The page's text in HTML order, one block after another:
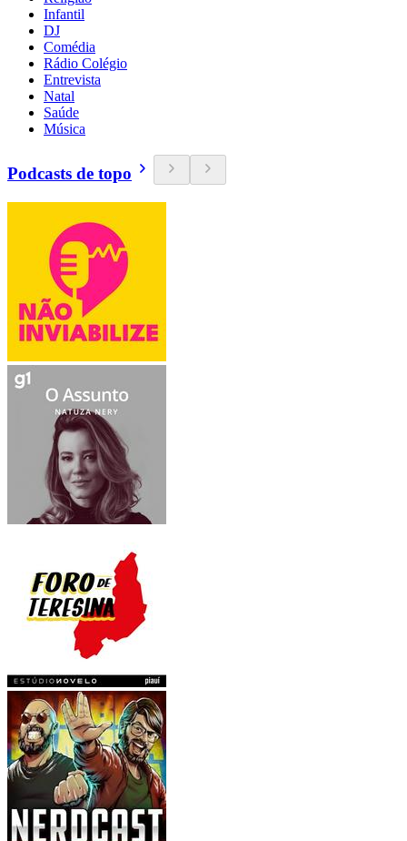
Infantil
DJ
Comédia
Rádio Colégio
Entrevista
Natal
Saúde
Música
Podcasts de topo